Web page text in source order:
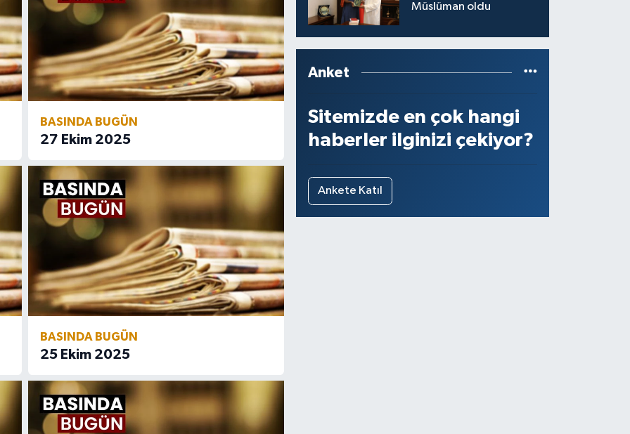
BASINDA BUGÜN
27 Ekim 2025
BASINDA BUGÜN
25 Ekim 2025
Müslüman oldu
Anket
Sitemizde en çok hangi
haberler ilginizi çekiyor?
Ankete Katıl